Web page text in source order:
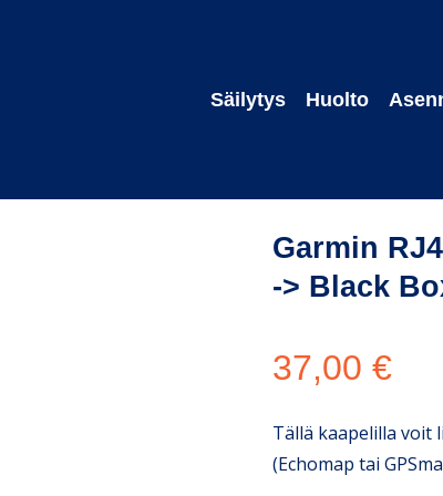
Säilytys Huolto
Garmin
-> Black
37,00 €
Tällä kaapelilla voit
(Echomap tai